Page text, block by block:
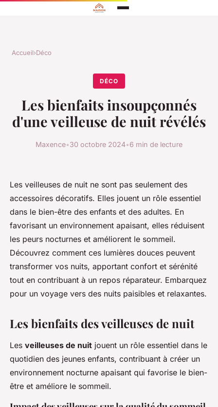
Accueil›Déco
DÉCO
Les bienfaits insoupçonnés
d'une veilleuse de nuit révélés
Maxence•30 octobre 2024•6 min de lecture
Les veilleuses de nuit ne sont pas seulement des
accessoires décoratifs. Elles jouent un rôle essentiel
dans le bien-être des enfants et des adultes. En
favorisant un environnement apaisant, elles réduisent
les peurs nocturnes et améliorent le sommeil.
Découvrez comment ces lumières douces peuvent
transformer vos nuits, apportant confort et sérénité
tout en contribuant à un repos réparateur. Embarquez
pour un voyage vers des nuits paisibles et relaxantes.
Les bienfaits des veilleuses de nuit
Les veilleuses de nuit jouent un rôle essentiel dans le
quotidien des jeunes enfants, contribuant à créer un
environnement nocturne apaisant qui favorise le bien-
être et améliore le sommeil.